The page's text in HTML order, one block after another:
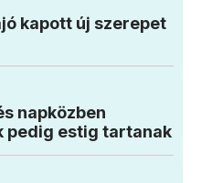
kapott új szerepet
napközben
pedig estig tartanak